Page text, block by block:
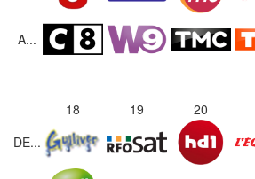
A...
18 19 20
DE...